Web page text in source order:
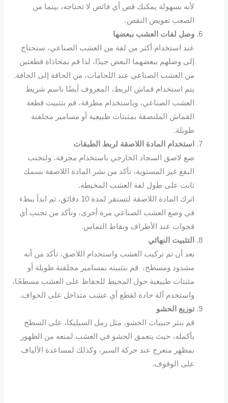
لأنه بسهولة يمكنك قص أي فائض لا تحتاجه، بينما من
الصعب تعويض النقص.
وصل لفات العشب ببعضها
عند استخدام أكثر من لفة من العشب الصناعي، ستحتاج
إلى وصلهم ببعضهما البعض جيدًا، لذا قم بمحاذاة قطعتين
من العشب الصناعي عند اللحامات، من الحافة إلى الحافة.
يتم استخدام قماش الربط، المعروف أيضًا باسم شريط
العشب الصناعي، وباستخدام مطرقة، قم بتثبيت قطعة
القماش الملتصقة بمثبتات طبيعية أو مسامير مجلفنة
طويلة.
استخدام المادة اللاصقة لربط الطبقات
ضع لاصق السجاد الخارجي باستخدام مجرفة، ولتجنب
البقع غير المستوية، تأكد من نشر المادة اللاصقة بسمك
ثابت على طول لفة العشب المخيطة.
اترك المادة اللاصقة لتستقر لمدة 10 دقائق، ثم ابدأ ببطء
في وضع العشب الصناعي مرة أخرى، وتأكد من تجنب أي
فجوات عند الأطراف ونقاط التماس.
التثبيت النهائي
بعد أن تم تركيب العشب واستخدام اللاصق، تأكد من أنه
مشدود ومسطح، قم بتثبيته بمسامير مجلفنة طويلة أو
مثبتات طبيعية حول المحيط للحفاظ على العشب مسطحًا،
واستخدم آلة حادة لقطع أي عشب متداخل على الحواف.
توزيع الحشو
قم بنثر حبيبات الحشو، مثل رمل السيليكا، على السطح
بأكمله، حيث يتعمق الحشو في العشب لمنعه من الظهور
بمظهر متعرج عند حركة السير، وكذلك لمساعدة الألياف
على الوقوف.